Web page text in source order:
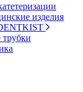
изделия
трубки